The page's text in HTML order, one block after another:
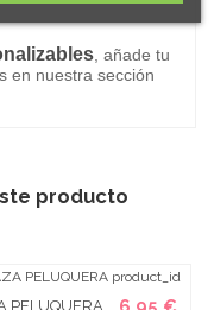
, añade tu
en nuestra sección
producto
PELUQUERA